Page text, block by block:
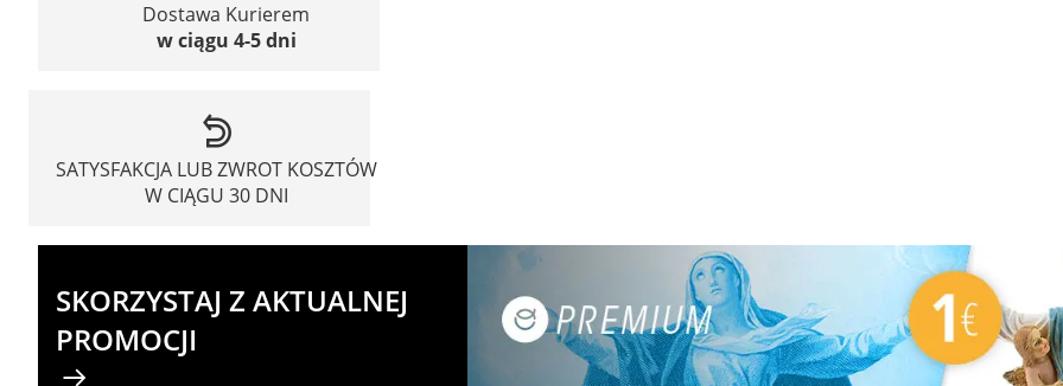
Dostawa Kurierem
w ciągu 4-5 dni
SATYSFAKCJA LUB ZWROT KOSZTÓW
W CIĄGU 30 DNI
SKORZYSTAJ Z AKTUALNEJ
PROMOCJI